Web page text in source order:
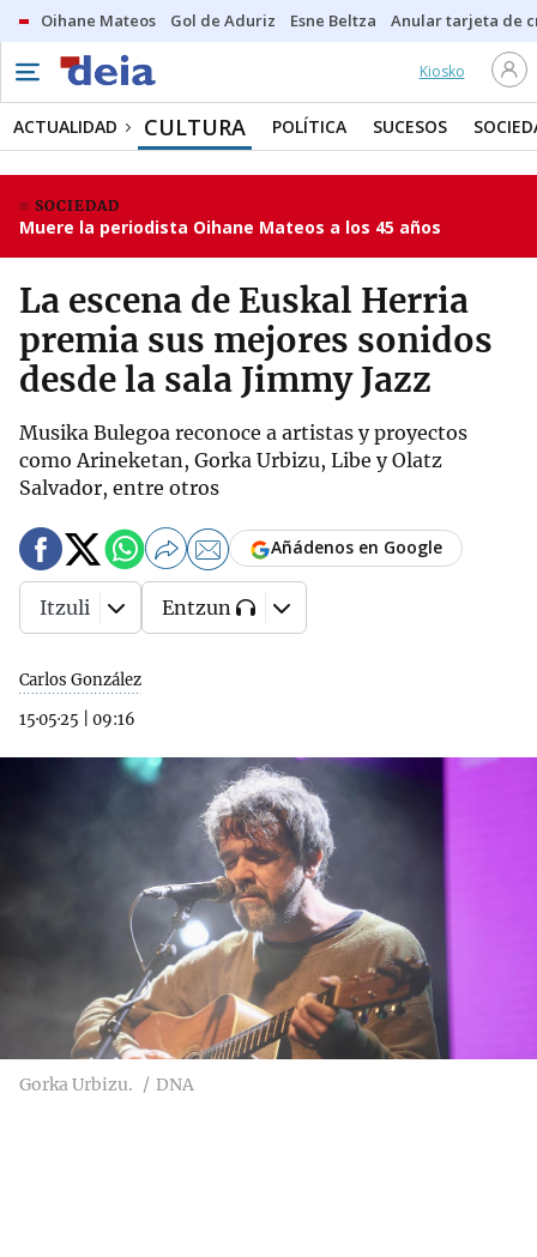
Oihane Mateos Gol de Aduriz Esne Beltza Anular tarjeta de
Kiosko
ACTUALIDAD CULTURA POLÍTICA SUCESOS
SOCIEDAD
Muere la periodista Oihane Mateos a los 45 años
La escena de Euskal Herria
premia sus mejores sonidos
desde la sala Jimmy Jazz
Musika Bulegoa reconoce a artistas y proyectos
como Arineketan, Gorka Urbizu, Libe y Olatz
Salvador, entre otros
Carlos González
15·05·25
09:16
Añádenos en Google
Itzuli Entzun
Gorka Urbizu. DNA